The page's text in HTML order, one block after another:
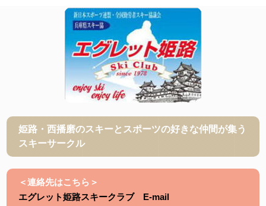
姫路・西播磨のスキーとスポーツの好きな仲間が集う
スキーサークル
＜連絡先はこちら＞
エグレット姫路スキークラブ E-mail